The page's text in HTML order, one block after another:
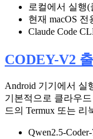
로컬에서 실행
현재 macOS
Claude Code
CODEY-V2
Android 기기에서 실
기본적으로 클라우
드의 Termux 또는 리
Qwen2.5-